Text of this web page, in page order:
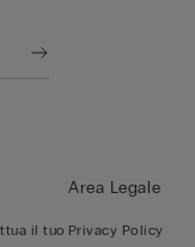
il tuo
Area Legale
Privacy Policy